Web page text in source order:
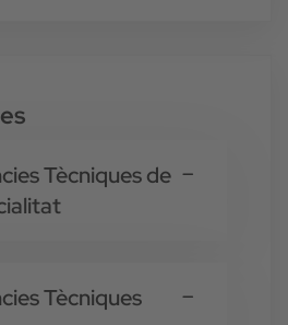
Tècniques de
Tècniques